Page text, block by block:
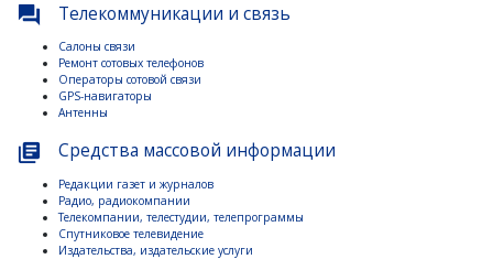
question_answer Телекоммуникации и связь
Салоны связи
Ремонт сотовых телефонов
Операторы сотовой связи
GPS-навигаторы
Антенны
library_books Средства массовой информации
Редакции газет и журналов
Радио, радиокомпании
Телекомпании, телестудии, телепрограммы
Спутниковое телевидение
Издательства, издательские услуги